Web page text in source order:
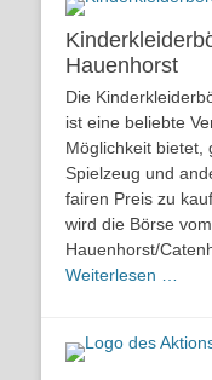
Hauenhorst
Die
ist eine beliebte
Möglichkeit bietet,
Spielzeug und
fairen Preis zu
wird die Börse
Hauenhorst/
Weiterlesen …